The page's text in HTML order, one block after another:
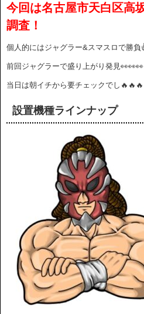
今回は名古屋市天白区高
調査！
個人的にはジャグラー&スマスロで勝負
前回ジャグラーで盛り上がり発見👀👀👀
当日は朝イチから要チェックでし🔥🔥🔥
設置機種ラインナップ